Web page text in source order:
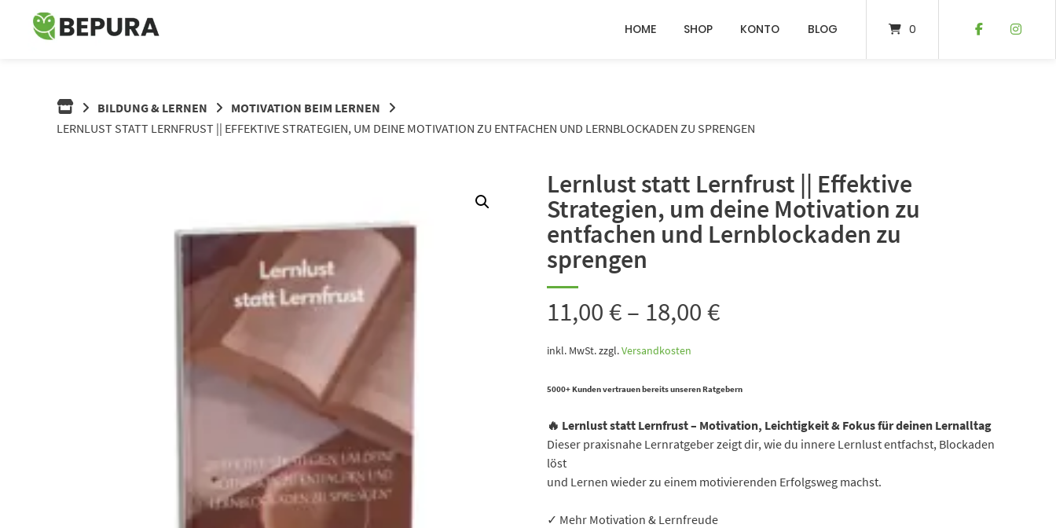
Springe
HOME SHOP KONTO BLOG 0
BILDUNG & LERNEN
MOTIVATION BEIM LERNEN
LERNLUST STATT LERNFRUST || EFFEKTIVE STRATEGIEN, UM DEINE MOTIVATION ZU ENTFACHEN UND LERNBLOCKADEN ZU SPRENGEN
Lernlust statt Lernfrust || Effektive
Strategien, um deine Motivation zu
entfachen und Lernblockaden zu
sprengen
11,00€– 18,00€
inkl. MwSt.zzgl.Versandkosten
5000+ Kunden vertrauen bereits unseren Ratgebern
🔥 Lernlust statt Lernfrust – Motivation, Leichtigkeit & Fokus für deinen Lernalltag
Dieser praxisnahe Lernratgeber zeigt dir, wie du innere Lernlust entfachst, Blockaden
löst
und Lernen wieder zu einem motivierenden Erfolgsweg machst.
✓ Mehr Motivation & Lernfreude